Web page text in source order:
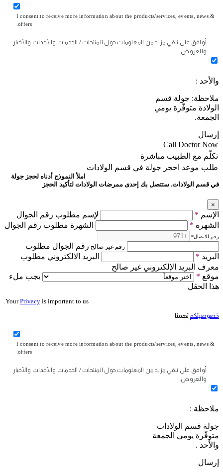
I consent to receive more information about the products/services, events, news &
offers.
أوافق على تلقي مزيد من المعلومات حول المنتجات / الخدمات والأحداث والأخبار
والعروض.
والأحد :
ملاحظة: جولة قسم
الولادة متوفّرة يومي
الجمعة.
إرسال
Call Doctor Now
تكلّم مع الطبيب مباشرة
طلب موعد احجز جولة في قسم الولادات
املأ النموذج أدناه لحجز جولة
في قسم الولادات. ستتصل بك إحدى ممرضات الولادات لتأكيد الحجز
×
الإسم *
لإسم مطلوب رقم الجوال
الشهرة * الشهرة مطلوب رقم الجوال
رقم الاتصال*
رقم غير صالح رقم الجوال مطلوب
البريد *
البريد الالكتروني مطلوب
معرف البريد الإلكتروني غير صالح
موقع *
يجب ملء
هذا الحقل
YourPrivacy is important to us.
خصوصيتكم تهمنا
I consent to receive more information about the products/services, events, news &
offers.
أوافق على تلقي مزيد من المعلومات حول المنتجات / الخدمات والأحداث والأخبار
والعروض.
ملاحظة :
جولة قسم الولادات
متوفّرة يومي الجمعة
والأحد .
إرسال